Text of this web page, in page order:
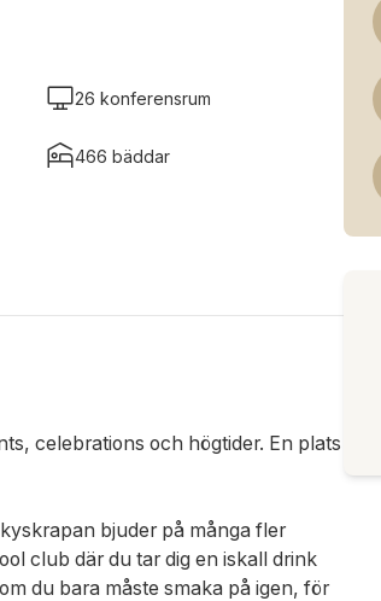
26 konferensrum
466 bäddar
celebrations och högtider. En plats
bjuder på många fler
club där du tar dig en iskall drink
du bara måste smaka på igen, för